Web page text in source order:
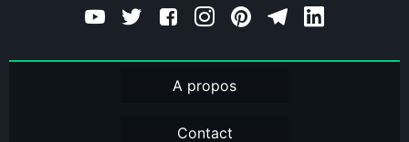
A propos
Contact